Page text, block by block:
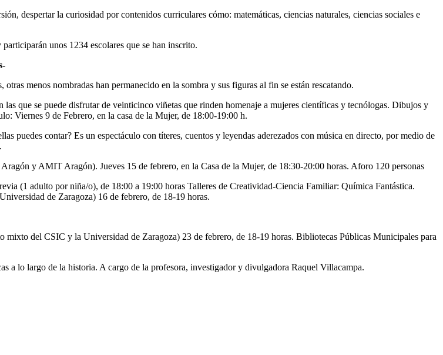
despertar la curiosidad por contenidos curriculares cómo: matemáticas, ciencias naturales, ciencias sociales e
unos 1234 escolares que se han inscrito.
menos nombradas han permanecido en la sombra y sus figuras al fin se están rescatando.
que se puede disfrutar de veinticinco viñetas que rinden homenaje a mujeres científicas y tecnólogas. Dibujos y
Viernes 9 de Febrero, en la casa de la Mujer, de 18:00-19:00 h.
puedes contar? Es un espectáculo con títeres, cuentos y leyendas aderezados con música en directo, por medio de
y AMIT Aragón). Jueves 15 de febrero, en la Casa de la Mujer, de 18:30-20:00 horas. Aforo 120 personas
(1 adulto por niña/o), de 18:00 a 19:00 horas Talleres de Creatividad-Ciencia Familiar: Química Fantástica.
de Zaragoza) 16 de febrero, de 18-19 horas.
del CSIC y la Universidad de Zaragoza) 23 de febrero, de 18-19 horas. Bibliotecas Públicas Municipales para
a lo largo de la historia. A cargo de la profesora, investigador y divulgadora Raquel Villacampa.